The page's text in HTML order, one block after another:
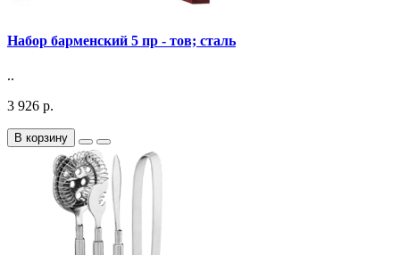
Набор барменский 5 пр - тов; сталь
..
3 926 р.
В корзину